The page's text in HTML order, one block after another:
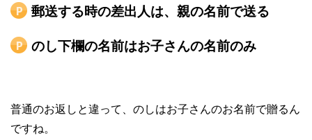
郵送する時の差出人は、親の名前で送る
のし下欄の名前はお子さんの名前のみ
普通のお返しと違って、のしはお子さんのお名前で贈るん
ですね。